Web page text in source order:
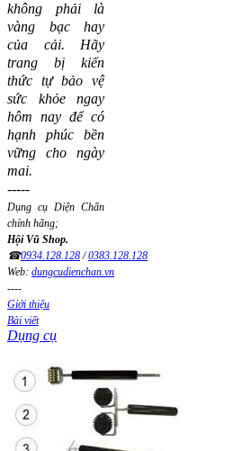
không phải là
vàng bạc hay
của cải. Hãy
trang bị kiến
thức tự bảo vệ
sức khỏe ngay
hôm nay để có
hạnh phúc bền
vững cho ngày
mai.
-----
Dụng cụ Diện Chẩn
chính hãng;
Hội Vũ Shop.
☎0934.128.128/0383.128.128
Web: dungcudienchan.vn
----
Giới thiệu
Bài viết
Dụng cụ